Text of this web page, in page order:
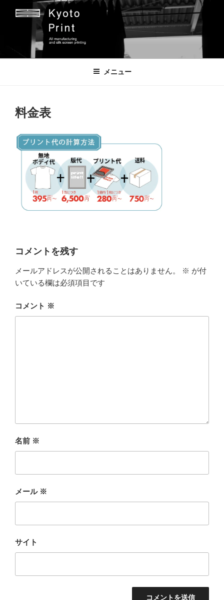
京都プリント
京都市のオリジナルプリント会社
メニュー
料金表
コメントを残す
メールアドレスが公開されることはありません。 ※ が付
いている欄は必須項目です
コメント ※
名前 ※
メール ※
サイト